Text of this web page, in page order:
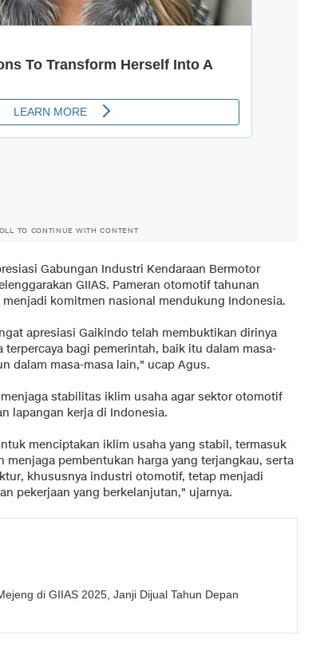
TO CONTINUE WITH CONTENT
Gabungan Industri Kendaraan Bermotor
GIIAS. Pameran otomotif tahunan
komitmen nasional mendukung Indonesia.
apresiasi Gaikindo telah membuktikan dirinya
bagi pemerintah, baik itu dalam masa-
dalam masa-masa lain," ucap Agus.
stabilitas iklim usaha agar sektor otomotif
lapangan kerja di Indonesia.
menciptakan iklim usaha yang stabil, termasuk
menjaga pembentukan harga yang terjangkau, serta
khususnya industri otomotif, tetap menjadi
pekerjaan yang berkelanjutan," ujarnya.
di GIIAS 2025, Janji Dijual Tahun Depan